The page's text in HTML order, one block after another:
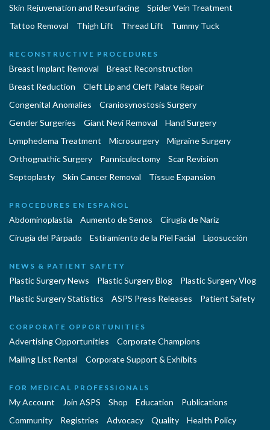
Skin Rejuvenation and Resurfacing
Spider Vein Treatment
Tattoo Removal
Thigh Lift Thread Lift Tummy Tuck
RECONSTRUCTIVE PROCEDURES
Breast Implant Removal
Breast Reconstruction
Breast Reduction
Cleft Lip and Cleft Palate Repair
Congenital Anomalies
Craniosynostosis Surgery
Gender Surgeries
Giant Nevi Removal
Hand Surgery
Lymphedema Treatment
Microsurgery
Migraine Surgery
Orthognathic Surgery
Panniculectomy
Scar Revision
Septoplasty
Skin Cancer Removal Tissue Expansion
PROCEDURES EN ESPAÑOL
Abdominoplastía Aumento de Senos
Cirugia de Naríz
Cirugía del Párpado
Estiramiento de la Piel Facial Liposucción
NEWS & PATIENT SAFETY
Plastic Surgery News Plastic Surgery Blog
Plastic Surgery Vlog
Plastic Surgery Statistics
ASPS Press Releases Patient Safety
CORPORATE OPPORTUNITIES
Advertising Opportunities
Corporate Champions
Mailing List Rental
Corporate Support & Exhibits
FOR MEDICAL PROFESSIONALS
My Account Join ASPS Shop Education
Publications
Community
Registries Advocacy Quality Health Policy